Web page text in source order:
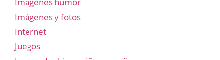
Imágenes y fotos
Internet
Juegos